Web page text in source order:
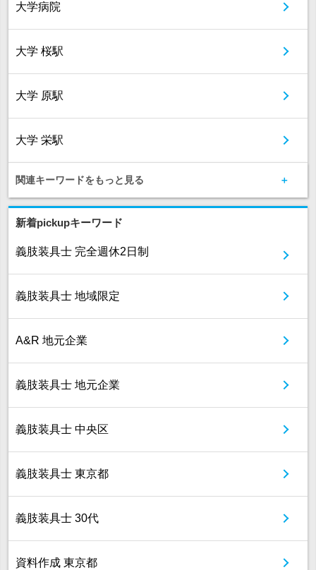
大学病院
大学 桜駅
大学 原駅
大学 栄駅
関連キーワードをもっと見る
新着pickupキーワード
義肢装具士 完全週休2日制
義肢装具士 地域限定
A&R 地元企業
義肢装具士 地元企業
義肢装具士 中央区
義肢装具士 東京都
義肢装具士 30代
資料作成 東京都